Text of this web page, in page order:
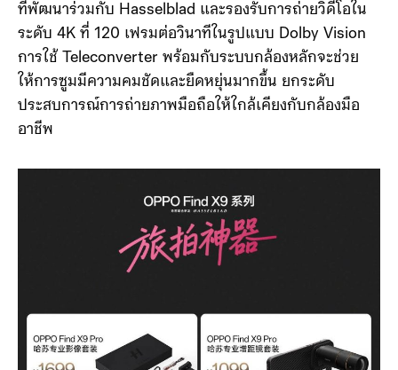
ที่พัฒนาร่วมกับ Hasselblad และรองรับการถ่ายวิดีโอใน
ระดับ 4K ที่ 120 เฟรมต่อวินาทีในรูปแบบ Dolby Vision
การใช้ Teleconverter พร้อมกับระบบกล้องหลักจะช่วย
ให้การซูมมีความคมชัดและยืดหยุ่นมากขึ้น ยกระดับ
ประสบการณ์การถ่ายภาพมือถือให้ใกล้เคียงกับกล้องมือ
อาชีพ